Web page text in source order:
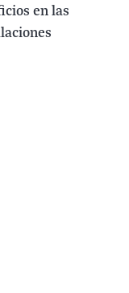
en las